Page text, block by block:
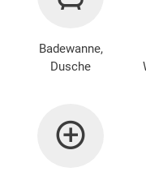
Badewanne,
Dusche